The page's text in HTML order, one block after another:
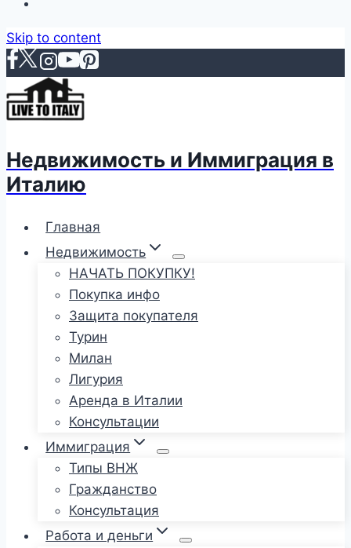
Skip to content
Недвижимость и Иммиграция в
Италию
Главная
Недвижимость
НАЧАТЬ ПОКУПКУ!
Покупка инфо
Защита покупателя
Турин
Милан
Лигурия
Аренда в Италии
Консультации
Иммиграция
Типы ВНЖ
Гражданство
Консультация
Работа и деньги